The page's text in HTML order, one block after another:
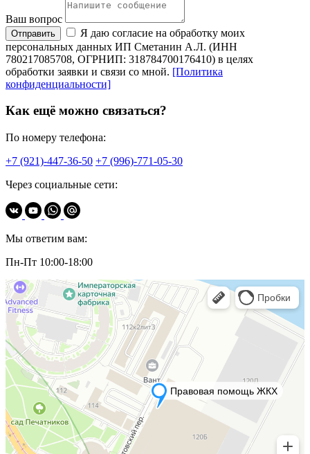
Ваш вопрос
Отправить
Я даю согласие на обработку моих
персональных данных ИП Сметанин А.Л. (ИНН
780217085708, ОГРНИП: 318784700176410) в целях
обработки заявки и связи со мной. [Политика
конфиденциальности]
Как ещё можно связаться?
По номеру телефона:
+7 (921)-447-36-50 +7 (996)-771-05-30
Через социальные сети:
Мы ответим вам:
Пн-Пт 10:00-18:00